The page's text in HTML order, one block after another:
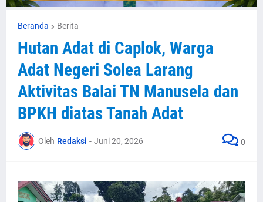
Beranda Berita
Hutan Adat di Caplok, Warga
Adat Negeri Solea Larang
Aktivitas Balai TN Manusela dan
BPKH diatas Tanah Adat
Oleh Redaksi - Juni 20, 2026 0